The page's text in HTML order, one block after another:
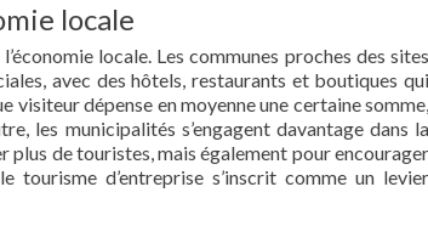
locale
locale. Les communes proches des sites
avec des hôtels, restaurants et boutiques qui
visiteur dépense en moyenne une certaine somme,
les municipalités s’engagent davantage dans la
de touristes, mais également pour encourager
d’entreprise s’inscrit comme un levier